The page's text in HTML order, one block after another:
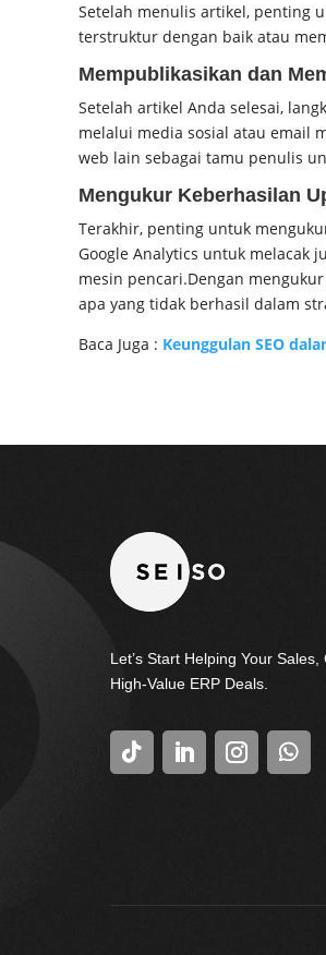
Setelah menulis artikel, penting
terstruktur dengan baik atau
Mempublikasikan dan
Setelah artikel Anda selesai,
melalui media sosial atau email
web lain sebagai tamu penulis
Mengukur Keberhasilan
Terakhir, penting untuk
Google Analytics untuk melacak
mesin pencari.Dengan
apa yang tidak berhasil dalam
Baca Juga : Keunggulan SEO
Let’s Start Helping Your Sales,
High-Value ERP Deals.